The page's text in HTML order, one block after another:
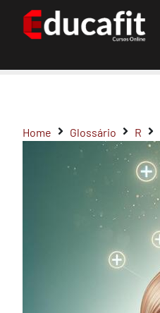
Home Glossário R